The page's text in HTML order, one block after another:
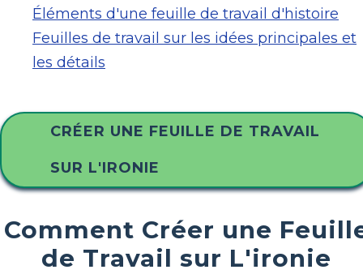
Éléments d'une feuille de travail d'histoire
Feuilles de travail sur les idées principales et
les détails
CRÉER UNE FEUILLE DE TRAVAIL
SUR L'IRONIE
Comment Créer une
de Travail sur L'ironie